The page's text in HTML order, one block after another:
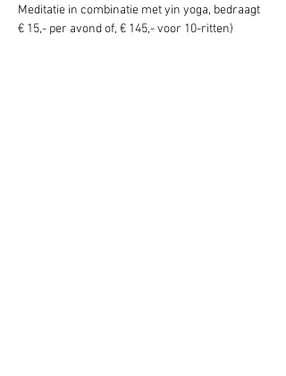
Meditatie in combinatie met yin yoga, bedraagt
€ 15,- per avond of, € 145,- voor 10-ritten)